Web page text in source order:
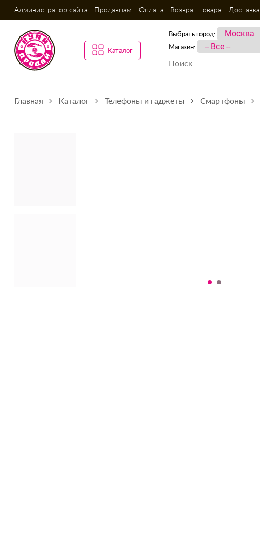
Администратор сайта Продавцам Оплата Возврат товара Доставка
Каталог
Выбрать город:
Магазин:
Главная Каталог Телефоны и гаджеты Смартфоны